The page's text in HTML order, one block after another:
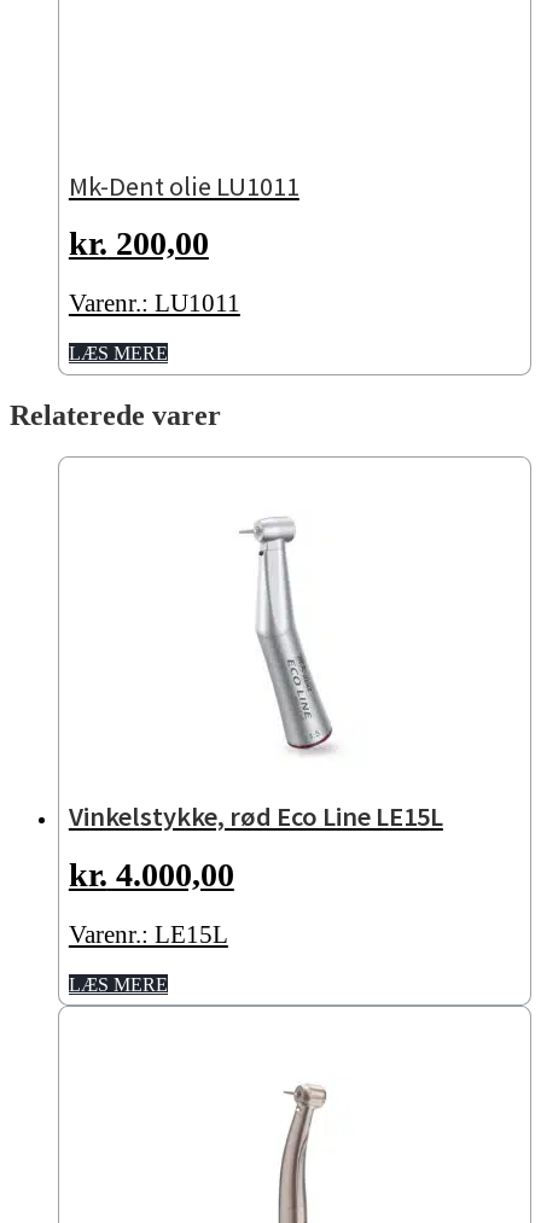
Mk-Dent olie LU1011
kr. 200,00
Varenr.: LU1011
LÆS MERE
Relaterede varer
Vinkelstykke, rød Eco Line LE15L
kr. 4.000,00
Varenr.: LE15L
LÆS MERE